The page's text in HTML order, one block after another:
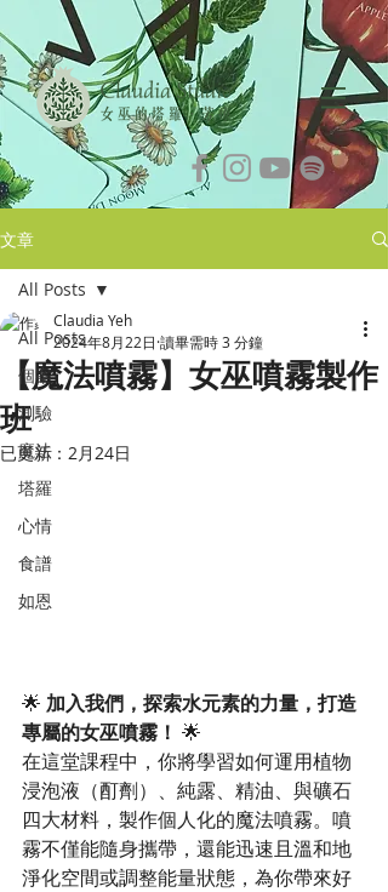
文章
All Posts
個案
測驗
魔法
塔羅
心情
食譜
如恩
All Posts
【魔法噴霧】女巫噴霧製作
班
Claudia Yeh
2024年8月22日 讀畢需時 3 分鐘
已更新： 2月24日
🌟 加入我們，探索水元素的力量，打造
專屬的女巫噴霧！ 🌟
在這堂課程中，你將學習如何運用植物
浸泡液（酊劑）、純露、精油、與礦石
四大材料，製作個人化的魔法噴霧。噴
霧不僅能隨身攜帶，還能迅速且溫和地
淨化空間或調整能量狀態，為你帶來好